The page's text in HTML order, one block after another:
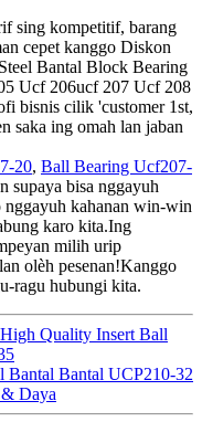
sing kompetitif, barang
cepet kanggo Diskon
Bantal Block Bearing
Ucf 206ucf 207 Ucf 208
bisnis cilik 'customer 1st,
saka ing omah lan jaban
20, Ball Bearing Ucf207-
supaya bisa nggayuh
nggayuh kahanan win-win
karo kita.Ing
milih urip
olèh pesenan!Kanggo
ragu hubungi kita.
Quality Insert Ball
Bantal Bantal UCP210-32
Daya